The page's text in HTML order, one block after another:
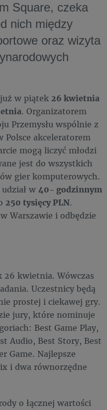
Square, czeka
nich między
oraz wizyta
w piątek 26 kwietnia
. Organizatorem
Przemysłu wspólnie z
Polsce akceleratorem
mogą liczyć młodzi
jest do wszystkich
gier komputerowych.
w 40- godzinnym
250 tysięcy PLN.
Warszawie i odbędzie
26 kwietnia. Wówczas
Uczestnicy będą
prostej i ciekawej gry.
jury, które nominuje
Best Game Play,
Audio, Best Story, Best
Game. Najlepsze
i dwa równorzędne
o łącznej wartości